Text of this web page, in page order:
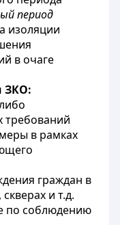
период
изоляции
в очаге
ЗКО:
требований
в рамках
граждан в
и т.д.
по соблюдению